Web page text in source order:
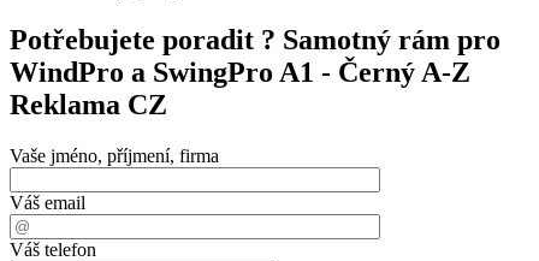
Potřebujete poradit ? Samotný rám pro
WindPro a SwingPro A1 - Černý A-Z
Reklama CZ
Vaše jméno, příjmení, firma
Váš email
Váš telefon